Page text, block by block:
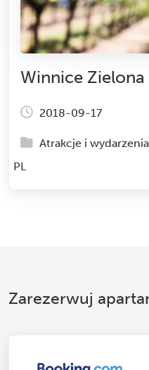
Winnice Zielona
2018-09-17
Atrakcje i wydarzenia
PL
Zarezerwuj